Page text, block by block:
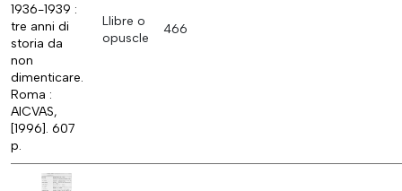
1936-1939 :
tre anni di
storia da
non
dimenticare.
Roma :
AICVAS,
[1996]. 607
p.
Llibre o
opuscle
466